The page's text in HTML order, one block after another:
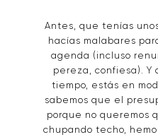
Antes, que tenías
hacías malabares
agenda (incluso
pereza, confiesa). Y
tiempo, estás en
sabemos que el
porque no queremos
chupando techo,